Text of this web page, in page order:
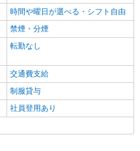
時間や曜日が選べる・シフト自由
禁煙・分煙
転勤なし
交通費支給
制服貸与
社員登用あり